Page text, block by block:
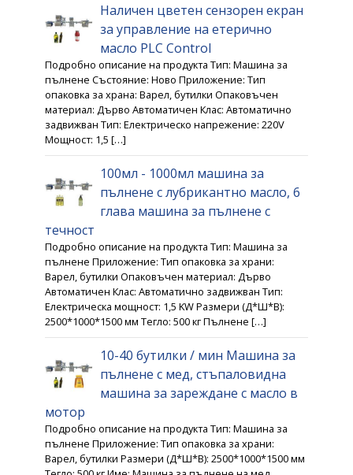
Наличен цветен сензорен екран
за управление на етерично
масло PLC Control
Подробно описание на продукта Тип: Машина за
пълнене Състояние: Ново Приложение: Тип
опаковка за храна: Варел, бутилки Опаковъчен
материал: Дърво Автоматичен Клас: Автоматично
задвижван Тип: Електрическо напрежение: 220V
Мощност: 1,5 […]
100мл - 1000мл машина за
пълнене с лубрикантно масло, 6
глава машина за пълнене с
течност
Подробно описание на продукта Тип: Машина за
пълнене Приложение: Тип опаковка за храни:
Варел, бутилки Опаковъчен материал: Дърво
Автоматичен Клас: Автоматично задвижван Тип:
Електрическа мощност: 1,5 KW Размери (Д*Ш*В):
2500*1000*1500 мм Тегло: 500 кг Пълнене […]
10-40 бутилки / мин Машина за
пълнене с мед, стъпаловидна
машина за зареждане с масло в
мотор
Подробно описание на продукта Тип: Машина за
пълнене Приложение: Тип опаковка за храни:
Варел, бутилки Размери (Д*Ш*В): 2500*1000*1500 мм